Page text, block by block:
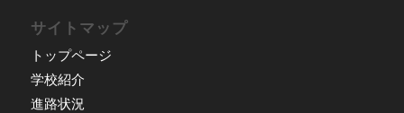
サイトマップ
トップページ
学校紹介
進路状況